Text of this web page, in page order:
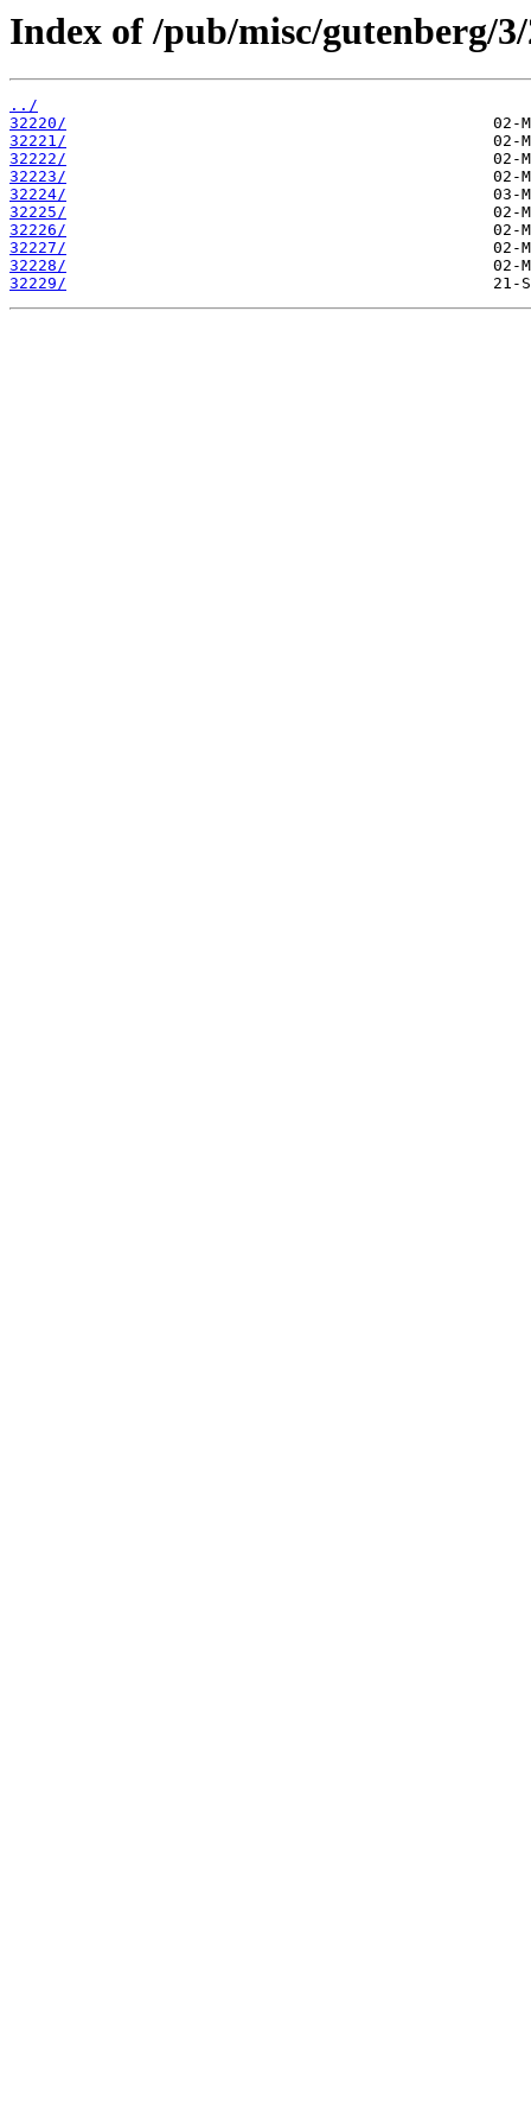
Index of /pub/misc/gutenberg/
../
32220/
32221/
32222/
32223/
32224/
32225/
32226/
32227/
32228/
32229/